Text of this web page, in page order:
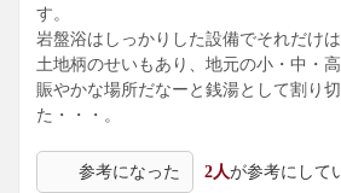
す。
岩盤浴はしっかりした設備でそれだけは
土地柄のせいもあり、地元の小・中・
賑やかな場所だなーと銭湯として割り
た・・・。
参考になった 2人が参考にして